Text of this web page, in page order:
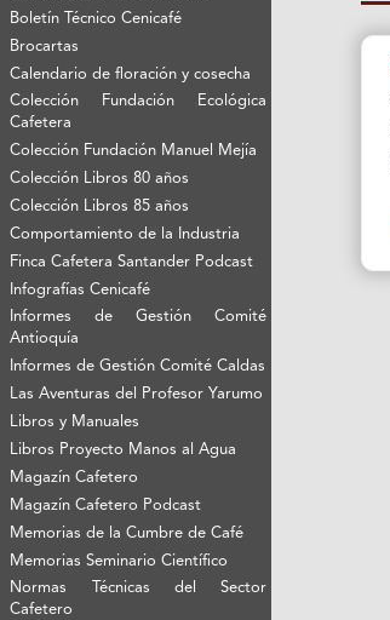
Boletín Técnico Cenicafé
Brocartas
Calendario de floración y cosecha
Colección Fundación Ecológica
Cafetera
Colección Fundación Manuel Mejía
Colección Libros 80 años
Colección Libros 85 años
Comportamiento de la Industria
Finca Cafetera Santander Podcast
Infografías Cenicafé
Informes de Gestión Comité
Antioquía
Informes de Gestión Comité Caldas
Las Aventuras del Profesor Yarumo
Libros y Manuales
Libros Proyecto Manos al Agua
Magazín Cafetero
Magazín Cafetero Podcast
Memorias de la Cumbre de Café
Memorias Seminario Científico
Normas Técnicas del Sector
Cafetero